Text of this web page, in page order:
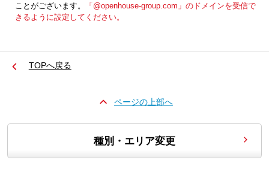
ことがございます。
「@openhouse-group.com」のドメインを受信で
きるように設定してください。
TOPへ戻る
ページの上部へ
種別・エリア変更